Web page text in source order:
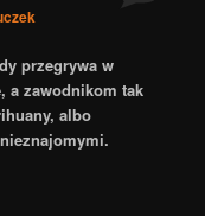
przegrywa w
a zawodnikom tak
albo